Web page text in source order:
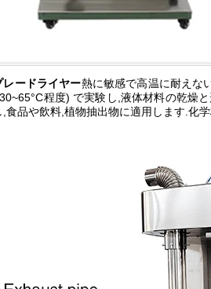
レードライヤー熱に敏感で高温に耐えな
程度) で実験し,液体材料の乾燥
,食品や飲料,植物抽出物に適用します.化